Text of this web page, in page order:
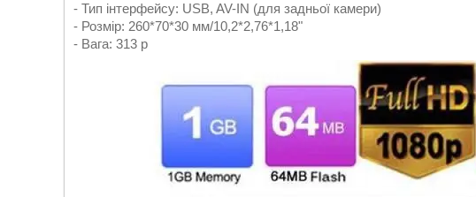
- Тип інтерфейсу: USB, AV-IN (для задньої камери)
- Розмір: 260*70*30 мм/10,2*2,76*1,18"
- Вага: 313 р